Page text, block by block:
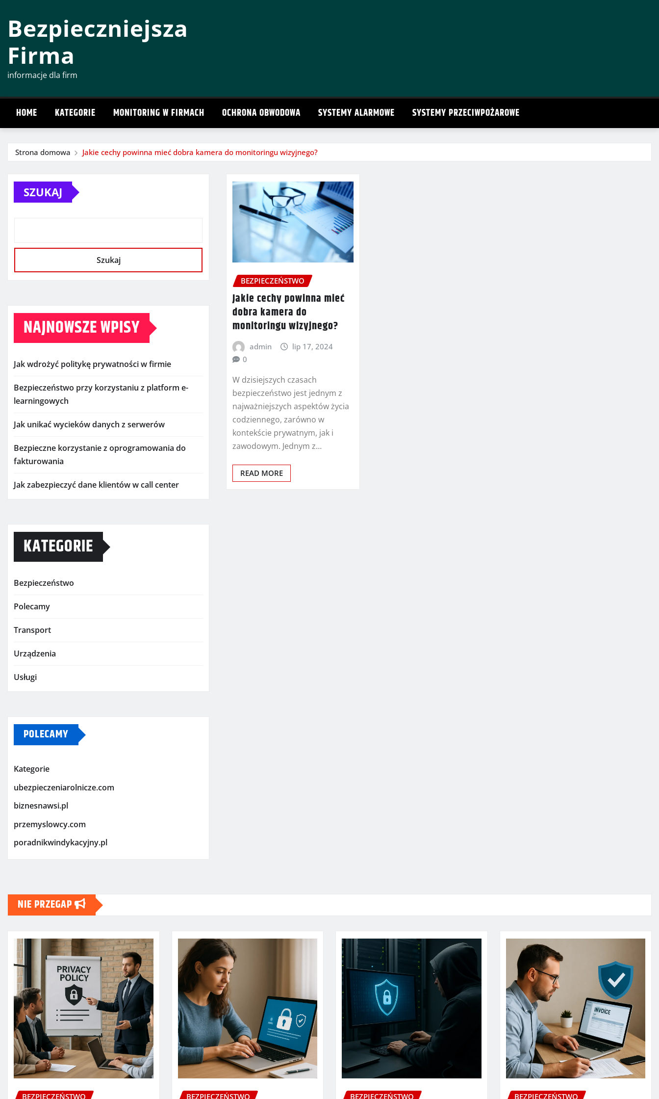
treściBezpieczniejsza
Firma
informacje dla firm
HOME KATEGORIE MONITORING W FIRMACH OCHRONA OBWODOWA SYSTEMY ALARMOWE SYSTEMY PRZECIWPOŻAROWE
Strona domowa Jakie cechy powinna mieć dobra kamera do monitoringu wizyjnego?
SZUKAJ
Szukaj
NAJNOWSZE WPISY
Jak wdrożyć politykę prywatności w firmie
Bezpieczeństwo przy korzystaniu z platform e-
learningowych
Jak unikać wycieków danych z serwerów
Bezpieczne korzystanie z oprogramowania do
fakturowania
Jak zabezpieczyć dane klientów w call center
KATEGORIE
Bezpieczeństwo
Polecamy
Transport
Urządzenia
Usługi
POLECAMY
Kategorie
ubezpieczeniarolnicze.com
biznesnawsi.pl
przemyslowcy.com
poradnikwindykacyjny.pl
BEZPIECZEŃSTWO
Jakie cechy powinna mieć
dobra kamera do
monitoringu wizyjnego?
admin
lip 17, 2024
0
W dzisiejszych czasach
bezpieczeństwo jest jednym z
najważniejszych aspektów życia
codziennego, zarówno w
kontekście prywatnym, jak i
zawodowym. Jednym z…
READ MORE
NIE PRZEGAP
BEZPIECZEŃSTWO BEZPIECZEŃSTWO BEZPIECZEŃSTWO BEZPIECZEŃSTWO